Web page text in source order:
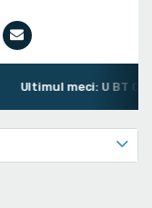
Ultimul meci: U BT Cluj-